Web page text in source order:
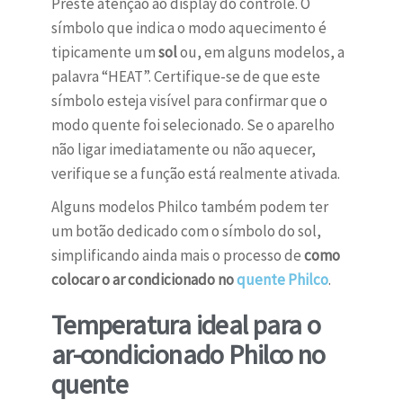
símbolo que indica o modo aquecimento é
tipicamente umsolou, em alguns modelos, a
palavra “HEAT”. Certifique-se de que este
símbolo esteja visível para confirmar que o
modo quente foi selecionado. Se o aparelho
não ligar imediatamente ou não aquecer,
verifique se a função está realmente ativada.
Alguns modelos Philco também podem ter
um botão dedicado com o símbolo do sol,
simplificando ainda mais o processo decomo
colocar o ar condicionado noquente Philco.
Temperatura ideal para o
ar-condicionado Philco no
quente